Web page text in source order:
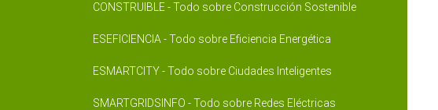
CONSTRUIBLE - Todo sobre Construcción Sostenible
ESEFICIENCIA - Todo sobre Eficiencia Energética
ESMARTCITY - Todo sobre Ciudades Inteligentes
SMARTGRIDSINFO - Todo sobre Redes Eléctricas